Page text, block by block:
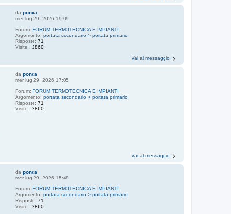
daponca
mer lug 29, 2026 19:09
Forum:FORUM TERMOTECNICA E IMPIANTI
Argomento:portata secondario > portata primario
Risposte:71
Visite :2860
Vai al messaggio
daponca
mer lug 29, 2026 17:05
Forum:FORUM TERMOTECNICA E IMPIANTI
Argomento:portata secondario > portata primario
Risposte:71
Visite :2860
Vai al messaggio
daponca
mer lug 29, 2026 15:48
Forum:FORUM TERMOTECNICA E IMPIANTI
Argomento:portata secondario > portata primario
Risposte:71
Visite :2860